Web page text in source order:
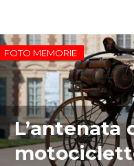
FOTO MEMORIE
L’antenata